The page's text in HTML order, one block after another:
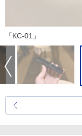
「KC-01」